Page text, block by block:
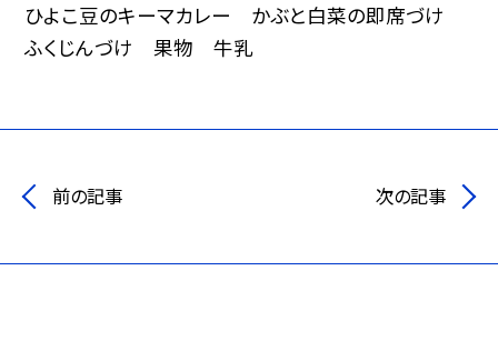
ひよこ豆のキーマカレー かぶと白菜の即席づけ
ふくじんづけ 果物 牛乳
前の記事 次の記事